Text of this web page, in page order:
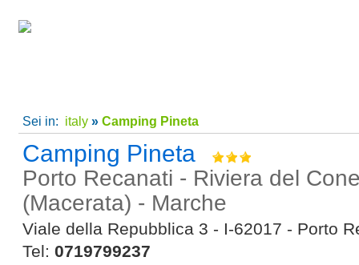
Sei in: italy» Camping Pineta
Camping Pineta
Porto Recanati - Riviera del
(Macerata) - Marche
Viale della Repubblica 3 - I-62017 - Porto
Tel: 0719799237